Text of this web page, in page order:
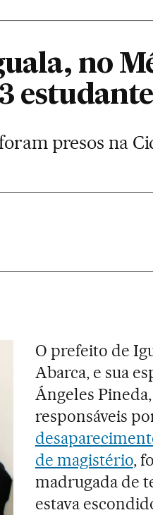
no
presos na
O prefeito de
Abarca, e sua
Ángeles
responsáveis
de magistério,
madrugada de
estava